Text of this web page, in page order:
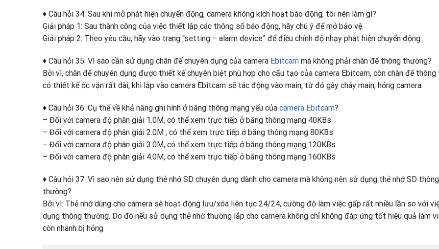
♦ Câu hỏi 34: Sau khi mở phát hiện chuyển động, camera không kích hoạt báo động, tôi nên làm gì?
Giải pháp 1: Sau thành công của việc thiết lập các thông số báo động, hãy chú ý để mở bảo vệ
Giải pháp 2: Theo yêu cầu, hãy vào trang “setting – alarm device” để điều chỉnh độ nhạy phát hiện chuyển động.
♦ Câu hỏi 35: Vì sao cần sử dụng chân đế chuyên dụng của camera Ebitcam mà không phải chân đế thông thường?
Bởi vì, chân đế chuyên dụng được thiết kế chuyên biệt phù hợp cho cấu tạo của camera Ebitcam, còn chân đế
có thiết kế ốc vặn rất dài, khi lắp vào camera Ebitcam sẽ tác động vào main, từ đó gây cháy main, hỏng camera.
♦ Câu hỏi 36: Cụ thể về khả năng ghi hình ở băng thông mạng yếu của camera Ebitcam?
– Đối với camera độ phân giải 1.0M, có thể xem trực tiếp ở băng thông mạng 40KBs
– Đối với camera độ phân giải 2.0M , có thể xem trực tiếp ở băng thông mạng 80KBs
– Đối với camera độ phân giải 3.0M, có thể xem trực tiếp ở băng thông mạng 120KBs
– Đối với camera độ phân giải 4.0M, có thể xem trực tiếp ở băng thông mạng 160KBs
♦ Câu hỏi 37: Vì sao nên sử dụng thẻ nhớ SD chuyên dụng dành cho camera mà không nên sử dụng thẻ nhớ SD thông
thường?
Bởi vì: Thẻ nhớ dùng cho camera sẽ hoạt động lưu/xóa liên tục 24/24, cường độ làm việc gấp rất nhiều lần so với
dụng thông thường. Do đó nếu sử dụng thẻ nhớ thường lắp cho camera không chỉ không đáp ứng tốt hiệu quả làm
còn nhanh bị hỏng